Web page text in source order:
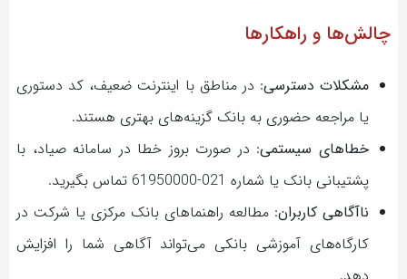
چالش‌ها و راهکارها
مشکلات دسترسی: در مناطق با اینترنت ضعیف، کد دستوری
یا مراجعه حضوری به بانک گزینه‌های بهتری هستند.
خطاهای سیستمی: در صورت بروز خطا در سامانه صیاد، با
پشتیبانی بانک یا شماره 021-61950000 تماس بگیرید.
ناآگاهی کاربران: مطالعه راهنماهای بانک مرکزی یا شرکت در
کارگاه‌های آموزشی بانکی می‌تواند آگاهی شما را افزایش